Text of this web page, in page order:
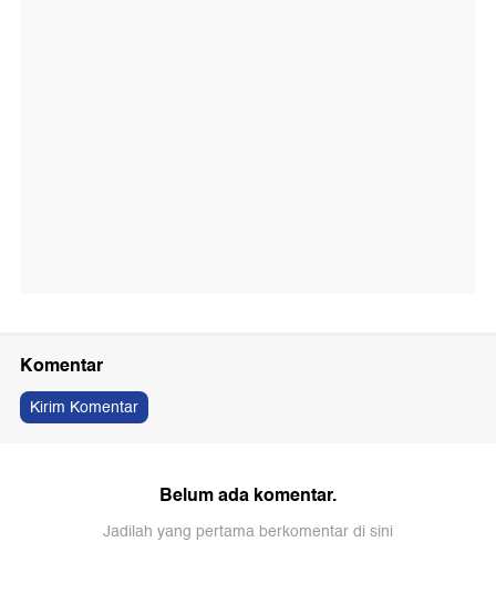
Komentar
Kirim Komentar
Belum ada komentar.
Jadilah yang pertama berkomentar di sini